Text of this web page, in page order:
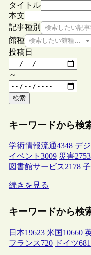
タイトル
本文
記事種別
検索したい記
館種 検索したい館種を選
投稿日
～
検索
キーワードから検
学術情報流通4348 デ
イベント 3009 災害2753
図書館サービス2178
続きを見る
キーワードから検
日本19623 米国 10660
フランス720 ドイツ681